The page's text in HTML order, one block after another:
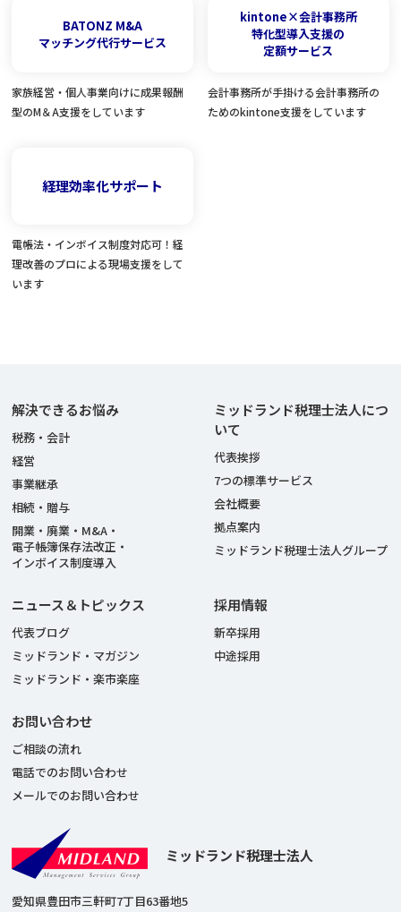
BATONZ M&A
マッチング代行サービス
家族経営・個人事業向けに成果報酬
型のM＆A支援をしています
kintone×会計事務所
特化型導入支援の
定額サービス
会計事務所が手掛ける会計事務所の
ためのkintone支援をしています
経理効率化サポート
電帳法・インボイス制度対応可！経
理改善のプロによる現場支援をして
います
解決できるお悩み
税務・会計
経営
事業継承
相続・贈与
開業・廃業・M&A・
電子帳簿保存法改正・
インボイス制度導入
ミッドランド税理士法人につ
いて
代表挨拶
7つの標準サービス
会社概要
拠点案内
ミッドランド税理士法人グループ
ニュース＆トピックス
代表ブログ
ミッドランド・マガジン
ミッドランド・楽市楽座
採用情報
新卒採用
中途採用
お問い合わせ
ご相談の流れ
電話でのお問い合わせ
メールでのお問い合わせ
ミッドランド税理士法人
愛知県豊田市三軒町7丁目63番地5